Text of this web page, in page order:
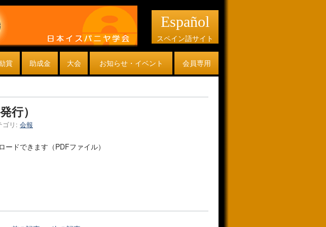
Español
スペイン語サイト
賞 助成金 大会 お知らせ・イベント 会員専用
行）
ゴリ: 会報
ドできます（PDFファイル）